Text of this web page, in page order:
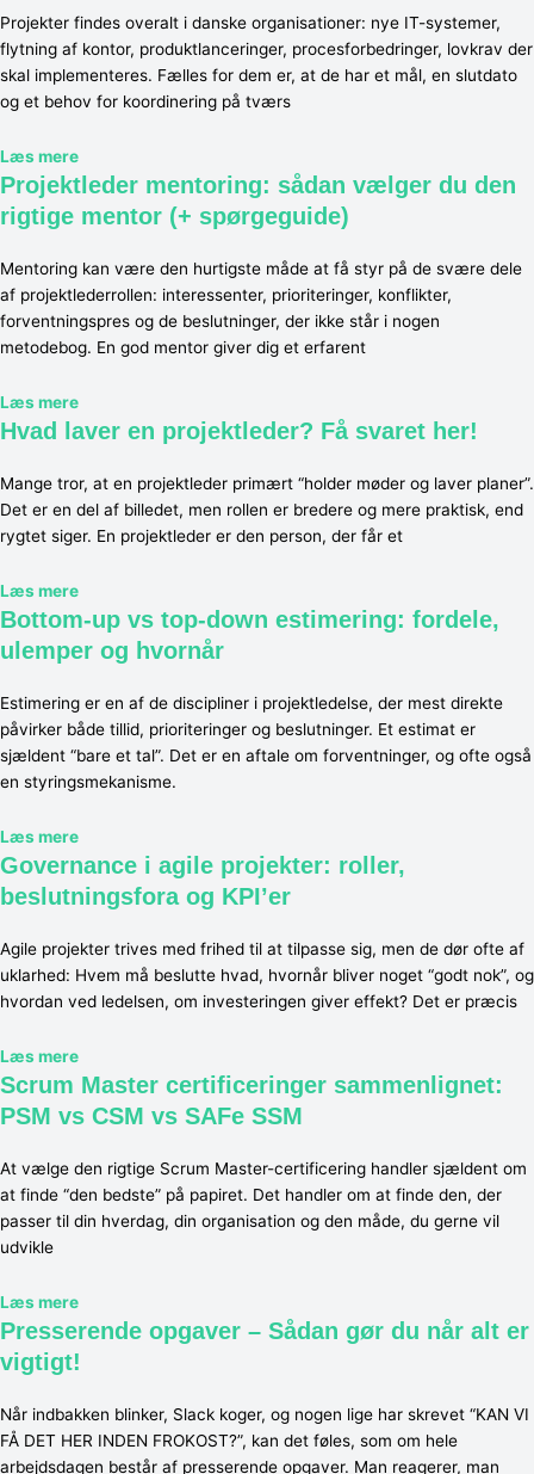
Projekter findes overalt i danske organisationer: nye IT-systemer,
flytning af kontor, produktlanceringer, procesforbedringer, lovkrav der
skal implementeres. Fælles for dem er, at de har et mål, en slutdato
og et behov for koordinering på tværs
Læs mere
Projektleder mentoring: sådan vælger du den
rigtige mentor (+ spørgeguide)
Mentoring kan være den hurtigste måde at få styr på de svære dele
af projektlederrollen: interessenter, prioriteringer, konflikter,
forventningspres og de beslutninger, der ikke står i nogen
metodebog. En god mentor giver dig et erfarent
Læs mere
Hvad laver en projektleder? Få svaret her!
Mange tror, at en projektleder primært “holder møder og laver planer”.
Det er en del af billedet, men rollen er bredere og mere praktisk, end
rygtet siger. En projektleder er den person, der får et
Læs mere
Bottom-up vs top-down estimering: fordele,
ulemper og hvornår
Estimering er en af de discipliner i projektledelse, der mest direkte
påvirker både tillid, prioriteringer og beslutninger. Et estimat er
sjældent “bare et tal”. Det er en aftale om forventninger, og ofte også
en styringsmekanisme.
Læs mere
Governance i agile projekter: roller,
beslutningsfora og KPI’er
Agile projekter trives med frihed til at tilpasse sig, men de dør ofte af
uklarhed: Hvem må beslutte hvad, hvornår bliver noget “godt nok”, og
hvordan ved ledelsen, om investeringen giver effekt? Det er præcis
Læs mere
Scrum Master certificeringer sammenlignet:
PSM vs CSM vs SAFe SSM
At vælge den rigtige Scrum Master-certificering handler sjældent om
at finde “den bedste” på papiret. Det handler om at finde den, der
passer til din hverdag, din organisation og den måde, du gerne vil
udvikle
Læs mere
Presserende opgaver – Sådan gør du når alt er
vigtigt!
Når indbakken blinker, Slack koger, og nogen lige har skrevet “KAN VI
FÅ DET HER INDEN FROKOST?”, kan det føles, som om hele
arbejdsdagen består af presserende opgaver. Man reagerer, man